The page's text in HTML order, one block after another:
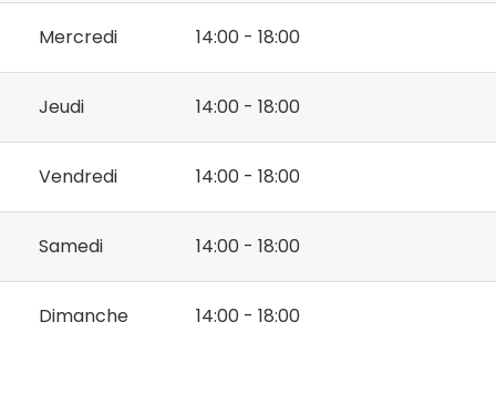
Mercredi 14:00 - 18:00
Jeudi 14:00 - 18:00
Vendredi 14:00 - 18:00
Samedi 14:00 - 18:00
Dimanche 14:00 - 18:00